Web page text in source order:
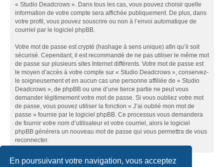
En poursuivant votre navigation, vous acceptez
« Studio Deadcrows ». Dans tous les cas, vous pouvez choisir quelle
information de votre compte sera affichée publiquement. De plus, dans
votre profil, vous pouvez souscrire ou non à l’envoi automatique de
courriel par le logiciel phpBB.
Votre mot de passe est crypté (hashage à sens unique) afin qu’il soit
sécurisé. Cependant, il est recommandé de ne pas utiliser le même mot
de passe sur plusieurs sites Internet différents. Votre mot de passe est
le moyen d’accès à votre compte sur « Studio Deadcrows », conservez-
le soigneusement et en aucun cas une personne affiliée de « Studio
Deadcrows », de phpBB ou une d’une tierce partie ne peut vous
demander légitimement votre mot de passe. Si vous oubliez votre mot
de passe, vous pouvez utiliser la fonction « J’ai oublié mon mot de
passe » fournie par le logiciel phpBB. Ce processus vous demandera
de fournir votre nom d’utilisateur et votre courriel, alors le logiciel
phpBB générera un nouveau mot de passe qui vous permettra de vous
reconnecter.